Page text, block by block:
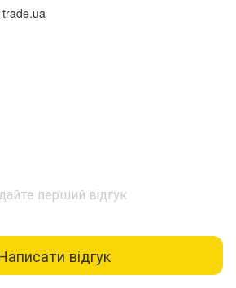
перший відгук
відгук